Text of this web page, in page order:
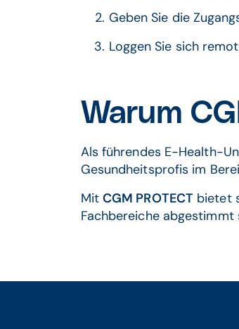
Geben Sie die
Loggen Sie sich
Warum
Als führendes E-Health-
Gesundheitsprofis im
MitCGM PROTECT bietet
Fachbereiche abgestimmt